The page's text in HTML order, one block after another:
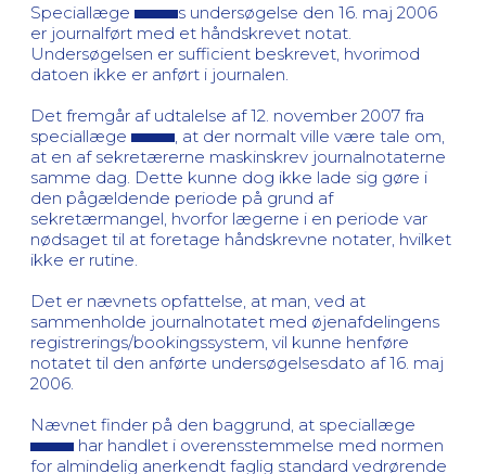
Speciallæge
s undersøgelse den 16. maj 2006
er journalført med et håndskrevet notat.
Undersøgelsen er sufficient beskrevet, hvorimod
datoen ikke er anført i journalen.
Det fremgår af udtalelse af 12. november 2007 fra
speciallæge
, at der normalt ville være tale om,
at en af sekretærerne maskinskrev journalnotaterne
samme dag. Dette kunne dog ikke lade sig gøre i
den pågældende periode på grund af
sekretærmangel, hvorfor lægerne i en periode var
nødsaget til at foretage håndskrevne notater, hvilket
ikke er rutine.
Det er nævnets opfattelse, at man, ved at
sammenholde journalnotatet med øjenafdelingens
registrerings/bookingssystem, vil kunne henføre
notatet til den anførte undersøgelsesdato af 16. maj
2006.
Nævnet finder på den baggrund, at speciallæge
har handlet i overensstemmelse med normen
for almindelig anerkendt faglig standard vedrørende